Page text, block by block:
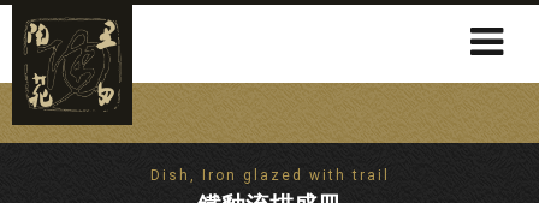
Dish, Iron glazed with trail